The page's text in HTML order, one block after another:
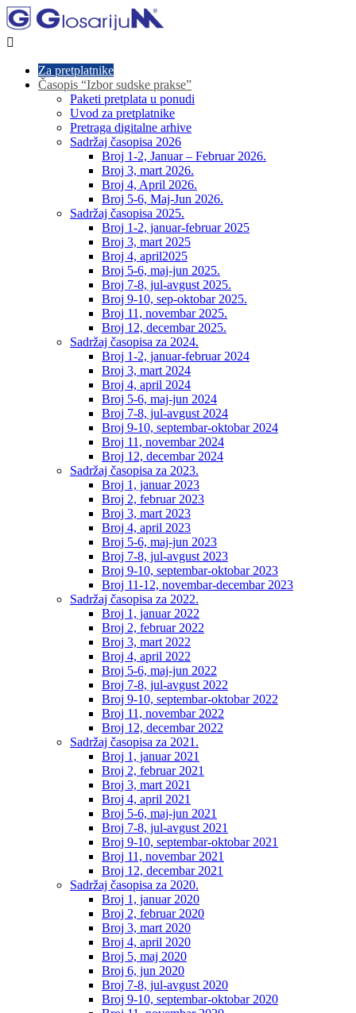

Za pretplatnike
Časopis “Izbor sudske prakse”
Paketi pretplata u ponudi
Uvod za pretplatnike
Pretraga digitalne arhive
Sadržaj časopisa 2026
Broj 1-2, Januar – Februar 2026.
Broj 3, mart 2026.
Broj 4, April 2026.
Broj 5-6, Maj-Jun 2026.
Sadržaj časopisa 2025.
Broj 1-2, januar-februar 2025
Broj 3, mart 2025
Broj 4, april2025
Broj 5-6, maj-jun 2025.
Broj 7-8, jul-avgust 2025.
Broj 9-10, sep-oktobar 2025.
Broj 11, novembar 2025.
Broj 12, decembar 2025.
Sadržaj časopisa za 2024.
Broj 1-2, januar-februar 2024
Broj 3, mart 2024
Broj 4, april 2024
Broj 5-6, maj-jun 2024
Broj 7-8, jul-avgust 2024
Broj 9-10, septembar-oktobar 2024
Broj 11, novembar 2024
Broj 12, decembar 2024
Sadržaj časopisa za 2023.
Broj 1, januar 2023
Broj 2, februar 2023
Broj 3, mart 2023
Broj 4, april 2023
Broj 5-6, maj-jun 2023
Broj 7-8, jul-avgust 2023
Broj 9-10, septembar-oktobar 2023
Broj 11-12, novembar-decembar 2023
Sadržaj časopisa za 2022.
Broj 1, januar 2022
Broj 2, februar 2022
Broj 3, mart 2022
Broj 4, april 2022
Broj 5-6, maj-jun 2022
Broj 7-8, jul-avgust 2022
Broj 9-10, septembar-oktobar 2022
Broj 11, novembar 2022
Broj 12, decembar 2022
Sadržaj časopisa za 2021.
Broj 1, januar 2021
Broj 2, februar 2021
Broj 3, mart 2021
Broj 4, april 2021
Broj 5-6, maj-jun 2021
Broj 7-8, jul-avgust 2021
Broj 9-10, septembar-oktobar 2021
Broj 11, novembar 2021
Broj 12, decembar 2021
Sadržaj časopisa za 2020.
Broj 1, januar 2020
Broj 2, februar 2020
Broj 3, mart 2020
Broj 4, april 2020
Broj 5, maj 2020
Broj 6, jun 2020
Broj 7-8, jul-avgust 2020
Broj 9-10, septembar-oktobar 2020